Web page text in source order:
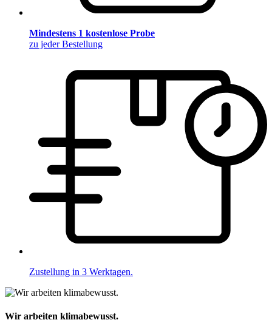
Mindestens 1 kostenlose Probe
zu jeder Bestellung
Zustellung in 3 Werktagen.
Wir arbeiten klimabewusst.